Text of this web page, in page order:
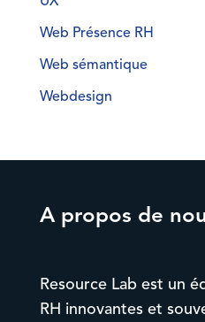
Web Présence RH
Web sémantique
Webdesign
A propos de
Resource Lab est un
RH innovantes et